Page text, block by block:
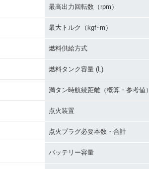
最高出力回転数（rpm）
最大トルク（kgf･m）
燃料供給方式
燃料タンク容量 (L)
満タン時航続距離（概算・参考値）
点火装置
点火プラグ必要本数・合計
バッテリー容量